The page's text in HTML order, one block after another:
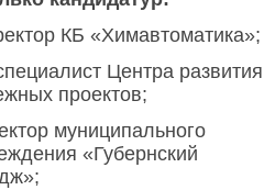
КБ «Химавтоматика»;
Центра развития
проектов;
муниципального
«Губернский